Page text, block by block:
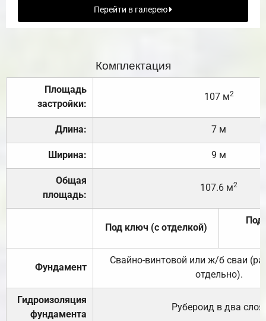
Перейти в галерею
Комплектация
Площадь
застройки:
107 м2
Длина: 7 м
Ширина: 9 м
Общая
площадь:
107.6 м2
Под ключ (с отделкой)
Под
Фундамент
Свайно-винтовой или ж/б сваи
отдельно).
Гидроизоляция
фундамента
Рубероид в два слоя.